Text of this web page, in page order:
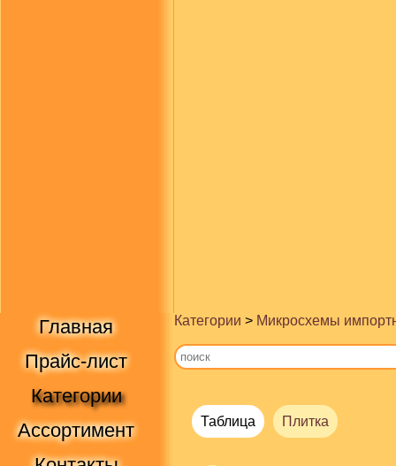
Главная
Прайс-лист
Категории
Ассортимент
Категории > Микросхемы
Таблица Плитка